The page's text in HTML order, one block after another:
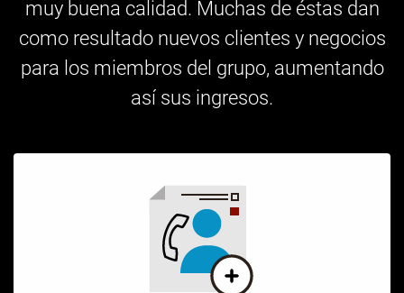
muy buena calidad. Muchas de éstas dan
como resultado nuevos clientes y negocios
para los miembros del grupo, aumentando
así sus ingresos.